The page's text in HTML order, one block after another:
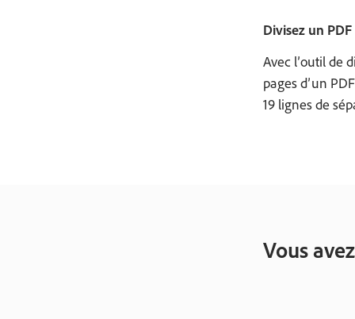
Divisez un
Avec l’outil de
pages d’un
19 lignes de
Vous